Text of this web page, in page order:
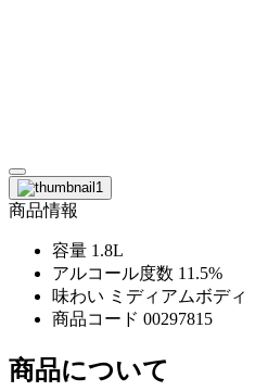
商品情報
容量 1.8L
アルコール度数 11.5%
味わい ミディアムボディ
商品コード 00297815
商品について